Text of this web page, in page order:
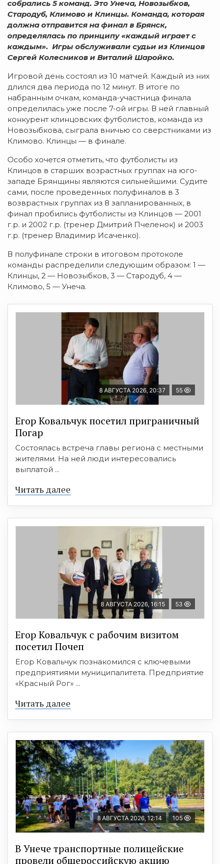
собрались 5 команд. Это Унеча, Новозыбков,
Стародуб, Климово и Клинцы. Команда, которая
должна отправится на финал в Брянск,
определялась по принципу «каждый играет с
каждым». Игры обслуживали судьи из Клинцов
Сергей Колесников и Виталий Шаройко.
Игровой день состоял из 10 матчей. Каждый из них
длился два периода по 12 минут. В итоге по
набранным очкам, команда-участница финала
определилась уже после 7-ой игры. В ней главный
конкурент клинцовских футболистов, команда из
Новозыбкова, сыграла вничью со сверстниками из
Климово. Клинцы — в финале.
Особо хочется отметить, что футболисты из
Клинцов в старших возрастных группах на юго-
западе Брянщины являются сильнейшими. Судите
сами, после проведенных полуфиналов в 3
возврастных группах из 8 запланированных, в
финал пробились футболисты из Клинцов — 2001
г.р. и 2002 г.р. (тренер Дмитрий Пчеленок) и 2003
г.р. (тренер Владимир Исаченко).
В полуфинале строки в итоговом протоколе
команды распределили следующим образом: 1 —
Клинцы, 2 — Новозыбков, 3 — Стародуб, 4 —
Климово, 5 — Унеча.
8 АВГУСТА 2026, 20:37 55
Егор Ковальчук посетил приграничный
Погар
Состоялась встреча главы региона с местными
жителями. На ней люди интересовались
выплатой ...
Читать далее
8 АВГУСТА 2026, 16:15 53
Егор Ковальчук с рабочим визитом
посетил Почеп
Егор Ковальчук познакомился с ключевыми
предприятиями муниципалитета. Предприятие
«Красный Рог» ...
Читать далее
8 АВГУСТА 2026, 12:14 105
В Унече транспортные полицейские
провели общероссийскую акцию